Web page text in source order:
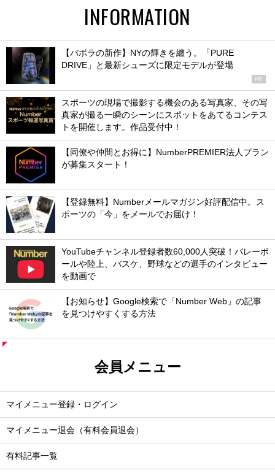
INFORMATION
【バボラの新作】NYの輝きを纏う。「PURE
DRIVE」と最新シューズに限定モデルが登場
PR
スポーツの現場で撮影する機会のある写真家、その写
真家が撮る一瞬のシーンにスポットをあてるコンテス
トを開催します。作品受付中！
【同僚や仲間とお得に】NumberPREMIER法人プラン
が募集スタート！
【登録無料】Numberメールマガジン好評配信中。ス
ポーツの「今」をメールでお届け！
YouTubeチャンネル登録者数60,000人突破！バレーボ
ールや陸上、バスケ、野球などの選手のインタビュー
を動画で
【お知らせ】Google検索で「Number Web」の記事
を見つけやすくする方法
会員メニュー
マイメニュー登録・ログイン
マイメニュー退会（有料会員退会）
有料記事一覧